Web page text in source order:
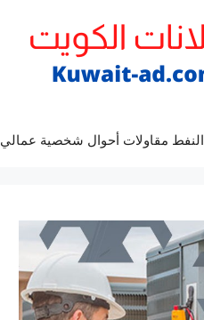
مقاولات أحوال شخصية عمالي